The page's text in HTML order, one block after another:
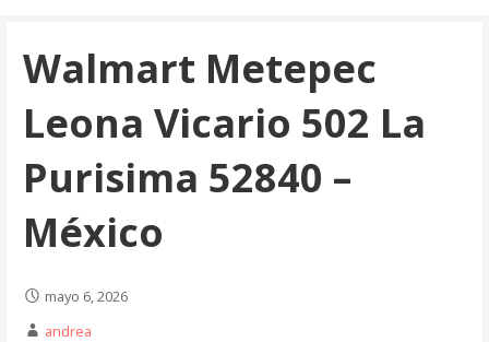
Walmart Metepec
Leona Vicario 502 La
Purisima 52840 –
México
mayo 6, 2026
andrea